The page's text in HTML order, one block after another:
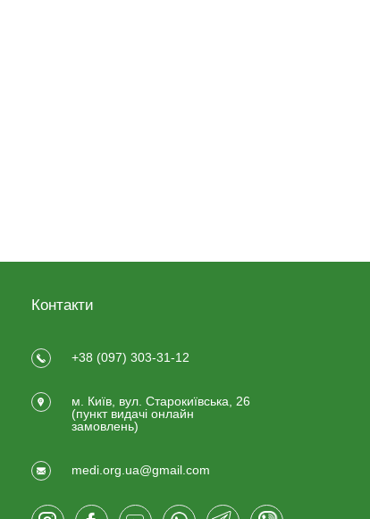
Контакти
+38 (097) 303-31-12
м. Київ, вул. Старокиївська, 26
(пункт видачi онлайн
замовлень)
medi.org.ua@gmail.com